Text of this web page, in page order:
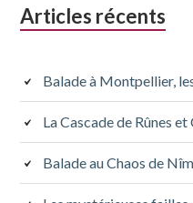
Colonne
subsidiaire
Articles récents
Balade à Montpellier,
La Cascade de Rûnes
Balade au Chaos de